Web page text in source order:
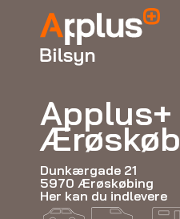
Dunkærgade 21
5970 Ærøskøbing
Her kan du indlevere